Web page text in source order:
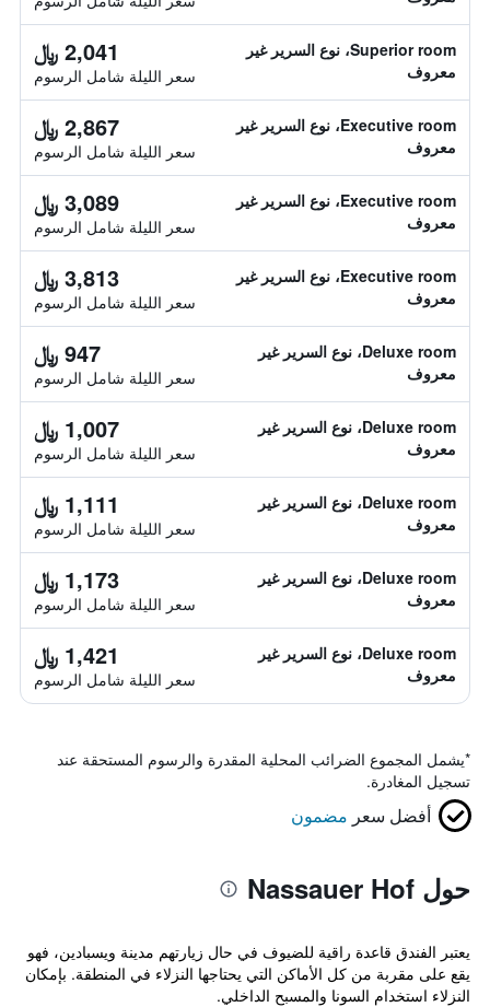
Superior room، نوع السرير غير
معروف
2,041 ﷼
سعر الليلة شامل الرسوم
Executive room، نوع السرير غير
معروف
2,867 ﷼
سعر الليلة شامل الرسوم
Executive room، نوع السرير غير
معروف
3,089 ﷼
سعر الليلة شامل الرسوم
Executive room، نوع السرير غير
معروف
3,813 ﷼
سعر الليلة شامل الرسوم
Deluxe room، نوع السرير غير
معروف
947 ﷼
سعر الليلة شامل الرسوم
Deluxe room، نوع السرير غير
معروف
1,007 ﷼
سعر الليلة شامل الرسوم
Deluxe room، نوع السرير غير
معروف
1,111 ﷼
سعر الليلة شامل الرسوم
Deluxe room، نوع السرير غير
معروف
1,173 ﷼
سعر الليلة شامل الرسوم
Deluxe room، نوع السرير غير
معروف
1,421 ﷼
سعر الليلة شامل الرسوم
*يشمل المجموع الضرائب المحلية المقدرة والرسوم المستحقة عند
تسجيل المغادرة.
أفضل سعر مضمون
حول Nassauer Hof
يعتبر الفندق قاعدة راقية للضيوف في حال زيارتهم مدينة ويسبادين، فهو
يقع على مقربة من كل الأماكن التي يحتاجها النزلاء في المنطقة. بإمكان
النزلاء استخدام السونا والمسبح الداخلي.